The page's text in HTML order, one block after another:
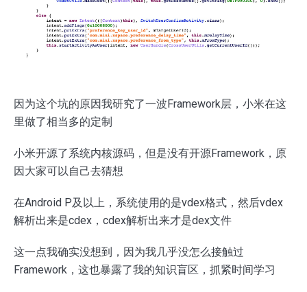
因为这个坑的原因我研究了一波Framework层，小米在这
里做了相当多的定制
小米开源了系统内核源码，但是没有开源Framework，原
因大家可以自己去猜想
在Android P及以上，系统使用的是vdex格式，然后vdex
解析出来是cdex，cdex解析出来才是dex文件
这一点我确实没想到，因为我几乎没怎么接触过
Framework，这也暴露了我的知识盲区，抓紧时间学习